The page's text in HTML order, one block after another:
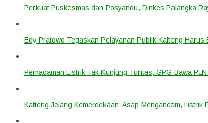
Perkuat Puskesmas dan Posyandu, Dinkes Palangka
Edy Pratowo Tegaskan Pelayanan Publik Kalteng Harus
Pemadaman Listrik Tak Kunjung Tuntas, GPG Bawa
Kalteng Jelang Kemerdekaan: Asap Mengancam, Listrik